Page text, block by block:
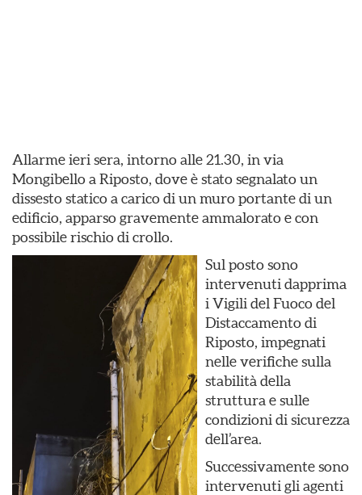
Allarme ieri sera, intorno alle 21.30, in via
Mongibello a Riposto, dove è stato segnalato un
dissesto statico a carico di un muro portante di un
edificio, apparso gravemente ammalorato e con
possibile rischio di crollo.
Sul posto sono
intervenuti dapprima
i Vigili del Fuoco del
Distaccamento di
Riposto, impegnati
nelle verifiche sulla
stabilità della
struttura e sulle
condizioni di sicurezza
dell’area.
Successivamente sono
intervenuti gli agenti